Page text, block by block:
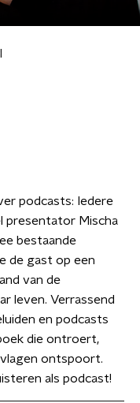
podcasts: Iedere
presentator Mischa
bestaande
de gast op een
van de
leven. Verrassend
en podcasts
die ontroert,
ontspoort.
als podcast!